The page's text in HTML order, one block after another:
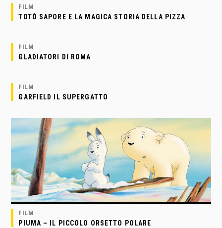
FILM
TOTÒ SAPORE E LA MAGICA STORIA DELLA PIZZA
FILM
GLADIATORI DI ROMA
FILM
GARFIELD IL SUPERGATTO
FILM
PIUMA – IL PICCOLO ORSETTO POLARE